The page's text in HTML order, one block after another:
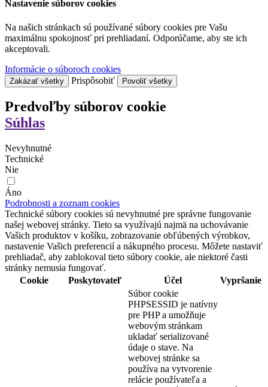
Nastavenie súborov cookies
Na našich stránkach sú používané súbory cookies pre Vašu
maximálnu spokojnosť pri prehliadaní. Odporúčame, aby ste ich
akceptovali.
Informácie o súboroch cookies
Zakázať všetky Prispôsobiť Povoliť všetky
Predvoľby súborov cookie
Súhlas
Nevyhnutné
Technické
Nie
Áno
Podrobnosti a zoznam cookies
Technické súbory cookies sú nevyhnutné pre správne fungovanie
našej webovej stránky. Tieto sa využívajú najmä na uchovávanie
Vašich produktov v košíku, zobrazovanie obľúbených výrobkov,
nastavenie Vašich preferencií a nákupného procesu. Môžete nastaviť
prehliadač, aby zablokoval tieto súbory cookie, ale niektoré časti
stránky nemusia fungovať.
Cookie
Poskytovateľ Účel Vypršanie
Súbor cookie
PHPSESSID je natívny
pre PHP a umožňuje
webovým stránkam
ukladať serializované
údaje o stave. Na
webovej stránke sa
používa na vytvorenie
relácie používateľa a